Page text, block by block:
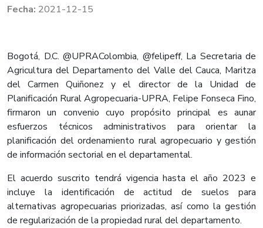
2021-12-15
Bogotá, D.C. @UPRAColombia, @felipeff, La Secretaria de
Agricultura del Departamento del Valle del Cauca, Maritza
del Carmen Quiñonez y el director de la Unidad de
Planificación Rural Agropecuaria-UPRA, Felipe Fonseca Fino,
firmaron un convenio cuyo propósito principal es aunar
esfuerzos técnicos administrativos para orientar la
planificación del ordenamiento rural agropecuario y gestión
de información sectorial en el departamental.
El acuerdo suscrito tendrá vigencia hasta el año 2023 e
incluye la identificación de actitud de suelos para
alternativas agropecuarias priorizadas, así como la gestión
de regularización de la propiedad rural del departamento.